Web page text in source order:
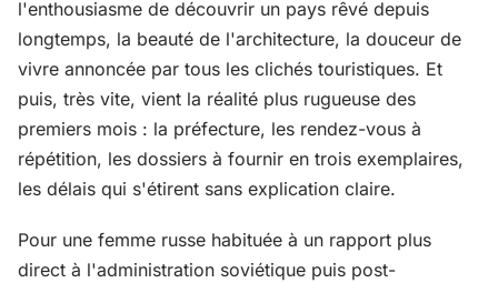
l'enthousiasme de découvrir un pays rêvé depuis
longtemps, la beauté de l'architecture, la douceur de
vivre annoncée par tous les clichés touristiques. Et
puis, très vite, vient la réalité plus rugueuse des
premiers mois : la préfecture, les rendez-vous à
répétition, les dossiers à fournir en trois exemplaires,
les délais qui s'étirent sans explication claire.
Pour une femme russe habituée à un rapport plus
direct à l'administration soviétique puis post-